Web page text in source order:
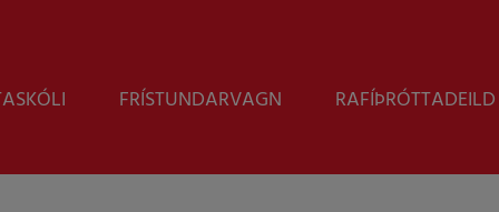
FRÍSTUNDARVAGN RAFÍÞRÓTTADEILD
Leita